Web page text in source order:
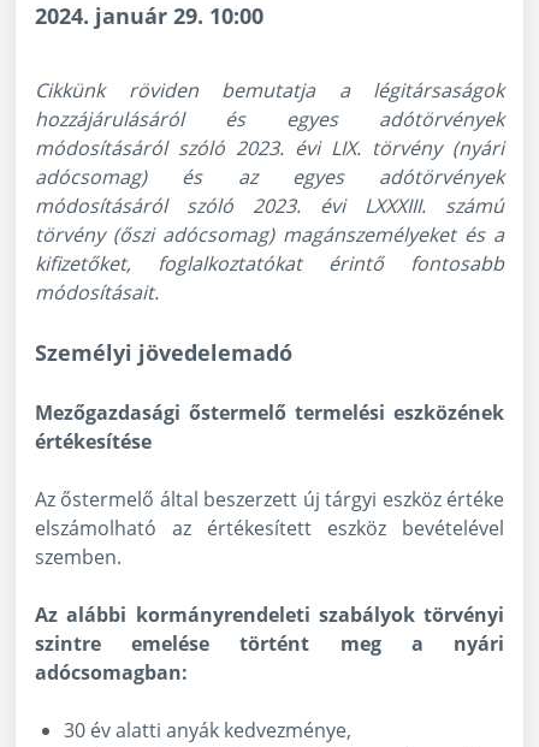
2024. január 29. 10:00
Cikkünk röviden bemutatja a légitársaságok
hozzájárulásáról és egyes adótörvények
módosításáról szóló 2023. évi LIX. törvény (nyári
adócsomag) és az egyes adótörvények
módosításáról szóló 2023. évi LXXXIII. számú
törvény (őszi adócsomag) magánszemélyeket és a
kifizetőket, foglalkoztatókat érintő fontosabb
módosításait.
Személyi jövedelemadó
Mezőgazdasági őstermelő termelési eszközének
értékesítése
Az őstermelő által beszerzett új tárgyi eszköz értéke
elszámolható az értékesített eszköz bevételével
szemben.
Az alábbi kormányrendeleti szabályok törvényi
szintre emelése történt meg a nyári
adócsomagban:
30 év alatti anyák kedvezménye,